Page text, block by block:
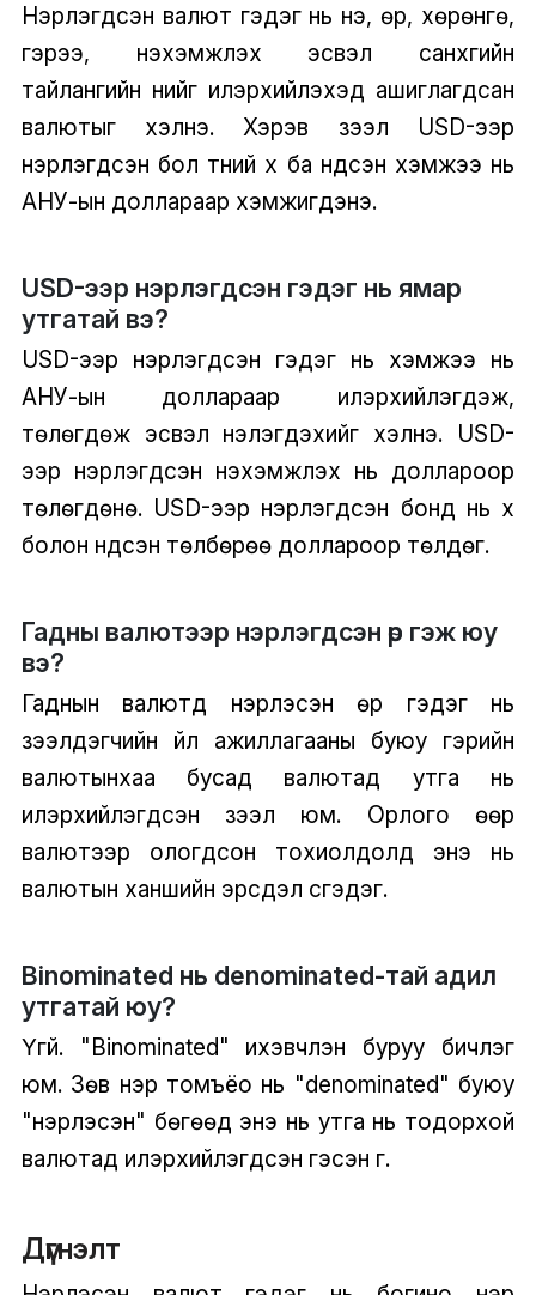
Нэрлэгдсэн валют гэдэг нь үнэ, өр, хөрөнгө,
гэрээ, нэхэмжлэх эсвэл санхүүгийн
тайлангийн үнийг илэрхийлэхэд ашиглагдсан
валютыг хэлнэ. Хэрэв зээл USD-ээр
нэрлэгдсэн бол түүний хүү ба үндсэн хэмжээ нь
АНУ-ын доллараар хэмжигдэнэ.
USD-ээр нэрлэгдсэн гэдэг нь ямар
утгатай вэ?
USD-ээр нэрлэгдсэн гэдэг нь хэмжээ нь
АНУ-ын доллараар илэрхийлэгдэж,
төлөгдөж эсвэл үнэлэгдэхийг хэлнэ. USD-
ээр нэрлэгдсэн нэхэмжлэх нь доллароор
төлөгдөнө. USD-ээр нэрлэгдсэн бонд нь хүү
болон үндсэн төлбөрөө доллароор төлдөг.
Гадны валютээр нэрлэгдсэн өр гэж юу
вэ?
Гаднын валютд нэрлэсэн өр гэдэг нь
зээлдэгчийн үйл ажиллагааны буюу гэрийн
валютынхаа бусад валютад утга нь
илэрхийлэгдсэн зээл юм. Орлого өөр
валютээр ологдсон тохиолдолд энэ нь
валютын ханшийн эрсдэл үүсгэдэг.
Binominated нь denominated-тай адил
утгатай юу?
Үгүй. "Binominated" ихэвчлэн буруу бичлэг
юм. Зөв нэр томъёо нь "denominated" буюу
"нэрлэсэн" бөгөөд энэ нь утга нь тодорхой
валютад илэрхийлэгдсэн гэсэн үг.
Дүгнэлт